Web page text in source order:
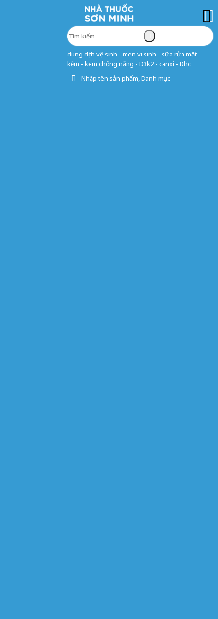
dung dịch vệ sinh - men vi sinh - sữa rửa mặt -
kẽm - kem chống nắng - D3k2 - canxi - Dhc
Nhập tên sản phẩm, Danh mục